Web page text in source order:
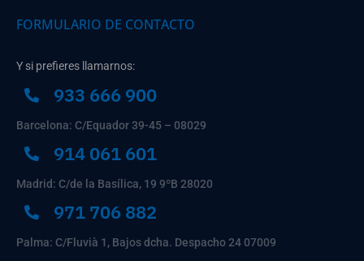
FORMULARIO DE CONTACTO
Y si prefieres llamarnos:
933 666 900
Barcelona: C/Equador 39-45 – 08029
914 061 601
Madrid: C/de la Basílica, 19 9ºB 28020
971 706 882
Palma: C/Fluvià 1, Bajos dcha. Despacho 24 07009